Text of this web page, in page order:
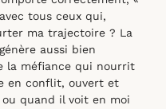
tous ceux qui,
ma trajectoire ? La
aussi bien
la méfiance qui nourrit
en conflit, ouvert et
quand il voit en moi